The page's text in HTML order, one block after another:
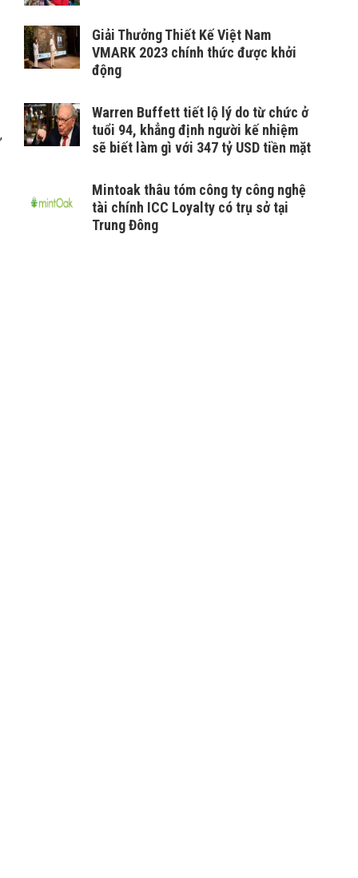
Giải Thưởng Thiết Kế Việt Nam
VMARK 2023 chính thức được khởi
động
Warren Buffett tiết lộ lý do từ chức ở
tuổi 94, khẳng định người kế nhiệm
sẽ biết làm gì với 347 tỷ USD tiền mặt
Mintoak thâu tóm công ty công nghệ
tài chính ICC Loyalty có trụ sở tại
Trung Đông